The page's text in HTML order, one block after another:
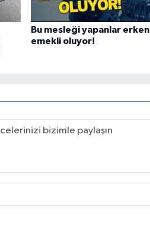
Bu mesleği yapanlar erken
emekli oluyor!